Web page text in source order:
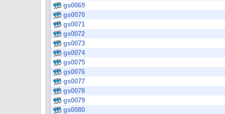
gs0069
gs0070
gs0071
gs0072
gs0073
gs0074
gs0075
gs0076
gs0077
gs0078
gs0079
gs0080